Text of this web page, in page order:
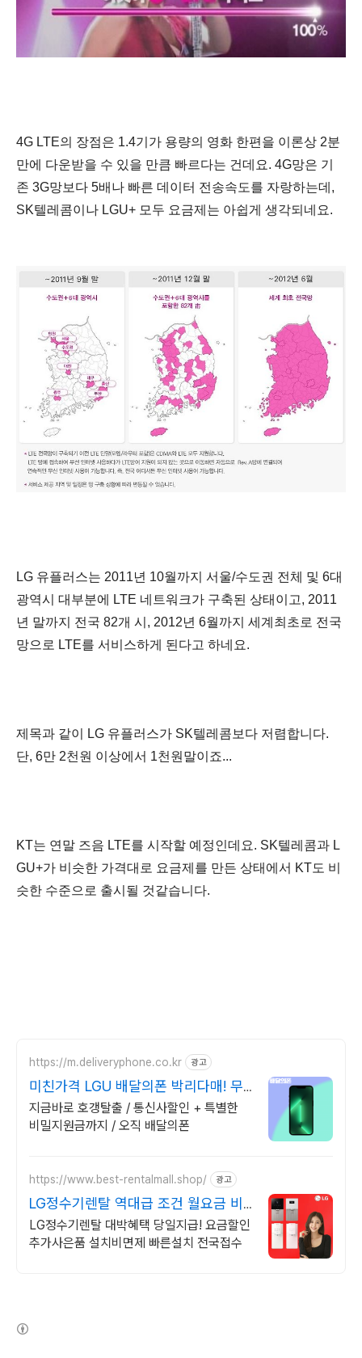
4G LTE의 장점은 1.4기가 용량의 영화 한편을 이론상 2분
만에 다운받을 수 있을 만큼 빠르다는 건데요. 4G망은 기
존 3G망보다 5배나 빠른 데이터 전송속도를 자랑하는데,
SK텔레콤이나 LGU+ 모두 요금제는 아쉽게 생각되네요.
LG 유플러스는 2011년 10월까지 서울/수도권 전체 및 6대
광역시 대부분에 LTE 네트워크가 구축된 상태이고, 2011
년 말까지 전국 82개 시, 2012년 6월까지 세계최초로 전국
망으로 LTE를 서비스하게 된다고 하네요.
제목과 같이 LG 유플러스가 SK텔레콤보다 저렴합니다.
단, 6만 2천원 이상에서 1천원말이죠...
KT는 연말 즈음 LTE를 시작할 예정인데요. SK텔레콤과 L
GU+가 비슷한 가격대로 요금제를 만든 상태에서 KT도 비
슷한 수준으로 출시될 것같습니다.
https://m.deliveryphone.co.kr 광고
미친가격 LGU 배달의폰 박리다매! 무
조건 더 할인!
지금바로 호갱탈출 / 통신사할인 + 특별한
비밀지원금까지 / 오직 배달의폰
https://www.best-rentalmall.shop/ 광고
LG정수기렌탈 역대급 조건 월요금 비
교
LG정수기렌탈 대박혜택 당일지급! 요금할인
추가사은품 설치비면제 빠른설치 전국접수